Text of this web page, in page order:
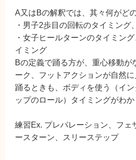
A又はBの解釈では、其々何がど
・男子2歩目の回転のタイミング、
・女子ヒールターンのタイミン
イミング
Bの定義で踊る方が、重心移動が
ーク、フットアクションが自然に
踊るときも、ボディを使う（イ
ップのロール）タイミングがわか
練習Ex. プレパレーション、フェ
ースターン、スリーステップ